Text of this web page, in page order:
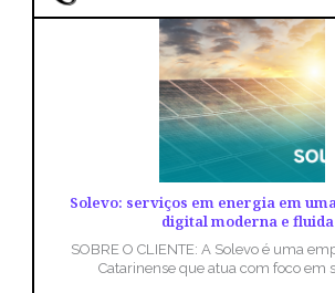
Solevo: serviços em energia em
digital moderna e fluida
SOBRE O CLIENTE: A Solevo é uma
Catarinense que atua com foco em